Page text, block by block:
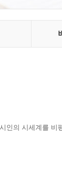
인의 시세계를 비